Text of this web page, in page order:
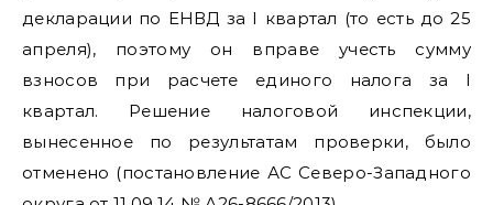
декларации по ЕНВД за I квартал (то есть до 25
апреля), поэтому он вправе учесть сумму
взносов при расчете единого налога за I
квартал. Решение налоговой инспекции,
вынесенное по результатам проверки, было
отменено (постановление АС Северо-Западного